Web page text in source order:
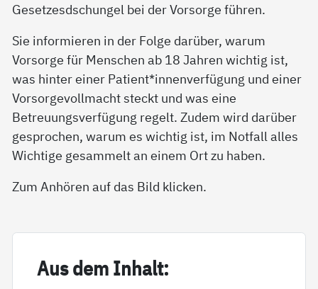
Gesetzesdschungel bei der Vorsorge führen.
Sie informieren in der Folge darüber, warum
Vorsorge für Menschen ab 18 Jahren wichtig ist,
was hinter einer Patient*innenverfügung und einer
Vorsorgevollmacht steckt und was eine
Betreuungsverfügung regelt. Zudem wird darüber
gesprochen, warum es wichtig ist, im Notfall alles
Wichtige gesammelt an einem Ort zu haben.
Zum Anhören auf das Bild klicken.
Aus dem In­halt: